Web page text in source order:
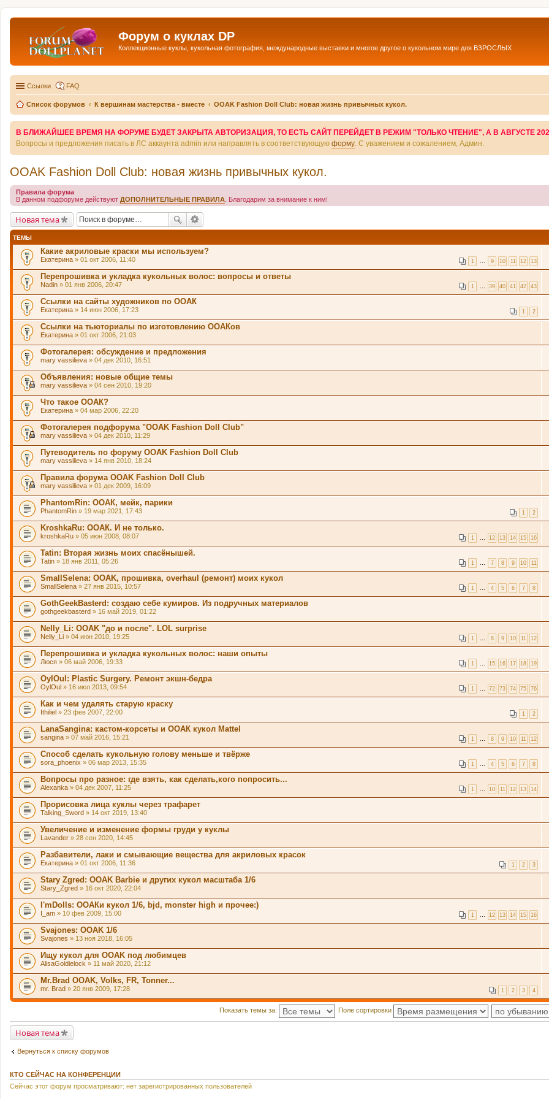
Форум о куклах DP
Коллекционные куклы, кукольная фотография, международные выставки и многое другое о кукольном мире для ВЗРОСЛЫХ
Ссылки FAQ
Список форумов К вершинам мастерства - вместе OOAK Fashion Doll Club: новая жизнь привычных кукол.
В БЛИЖАЙШЕЕ ВРЕМЯ НА ФОРУМЕ БУДЕТ ЗАКРЫТА АВТОРИЗАЦИЯ, ТО ЕСТЬ САЙТ ПЕРЕЙДЕТ В РЕЖИМ "ТОЛЬКО ЧТЕНИЕ", А В АВГУСТЕ
Вопросы и предложения писать в ЛС аккаунта admin или направлять в соответствующую форму . С уважением и сожалением, Админ.
OOAK Fashion Doll Club: новая жизнь привычных кукол.
Правила форума
В данном подфоруме действуют ДОПОЛНИТЕЛЬНЫЕ ПРАВИЛА . Благодарим за внимание к ним!
Новая тема
ТЕМЫ
Какие акриловые краски мы используем?
1 9 10 11 12 13
Екатерина » 01 окт 2006, 11:40
Перепрошивка и укладка кукольных волос: вопросы и ответы
1 39 40 41 42 43
Nadin » 01 янв 2006, 20:47
Ссылки на сайты художников по ООАК
1 2
Екатерина » 14 июн 2006, 17:23
Ссылки на тьюториалы по изготовлению ООАКов
Екатерина » 01 окт 2006, 21:03
Фотогалерея: обсуждение и предложения
mary vassilieva » 04 дек 2010, 16:51
Объявления: новые общие темы
mary vassilieva » 04 сен 2010, 19:20
Что такое ООАК?
Екатерина » 04 мар 2006, 22:20
Фотогалерея подфорума "OOAK Fashion Doll Club"
mary vassilieva » 04 дек 2010, 11:29
Путеводитель по форуму OOAK Fashion Doll Club
mary vassilieva » 14 янв 2010, 18:24
Правила форума OOAK Fashion Doll Club
mary vassilieva » 01 дек 2009, 16:09
PhantomRin: ООАК, мейк, парики
1 2
PhantomRin » 19 мар 2021, 17:43
KroshkaRu: ООАК. И не только.
1 12 13 14 15 16
kroshkaRu » 05 июн 2008, 08:07
Tatin: Вторая жизнь моих спасёнышей.
1 7 8 9 10 11
Tatin » 18 янв 2011, 05:26
SmallSelena: OOAK, прошивка, overhaul (ремонт) моих кукол
1 4 5 6 7 8
SmallSelena » 27 янв 2015, 10:57
GothGeekBasterd: создаю себе кумиров. Из подручных материалов
gothgeekbasterd » 16 май 2019, 01:22
Nelly_Li: OOAK "до и после". LOL surprise
1 8 9 10 11 12
Nelly_Li » 04 июн 2010, 19:25
Перепрошивка и укладка кукольных волос: наши опыты
1 15 16 17 18 19
Люся » 06 май 2006, 19:33
OylOul: Plastic Surgery. Ремонт экшн-бедра
1 72 73 74 75 76
OylOul » 16 июл 2013, 09:54
Как и чем удалять старую краску
1 2
Ithiliel » 23 фев 2007, 22:00
LanaSangina: кастом-корсеты и ООАК кукол Mattel
1 8 9 10 11 12
sangina » 07 май 2016, 15:21
Способ сделать кукольную голову меньше и твёрже
1 4 5 6 7 8
sora_phoenix » 06 мар 2013, 15:35
Вопросы про разное: где взять, как сделать,кого попросить...
1 10 11 12 13 14
Alexanka » 04 дек 2007, 11:25
Прорисовка лица куклы через трафарет
Talking_Sword » 14 окт 2019, 13:40
Увеличение и изменение формы груди у куклы
Lavander » 28 сен 2020, 14:45
Разбавители, лаки и смывающие вещества для акриловых красок
1 2 3
Екатерина » 01 окт 2006, 11:36
Stary Zgred: OOAK Barbie и других кукол масштаба 1/6
Stary_Zgred » 16 окт 2020, 22:04
I'mDolls: ООАКи кукол 1/6, bjd, monster high и прочее:)
1 12 13 14 15 16
I_am » 10 фев 2009, 15:00
Svajones: OOAK 1/6
Svajones » 13 ноя 2018, 16:05
Ищу кукол для OOAK под любимцев
AlisaGoldielock » 11 май 2020, 21:12
Mr.Brad OOAK, Volks, FR, Tonner...
1 2 3 4
mr. Brad » 20 янв 2009, 17:28
Показать темы за: Поле сортировки
Новая тема
Вернуться к списку форумов
КТО СЕЙЧАС НА КОНФЕРЕНЦИИ
Сейчас этот форум просматривают: нет зарегистрированных пользователей